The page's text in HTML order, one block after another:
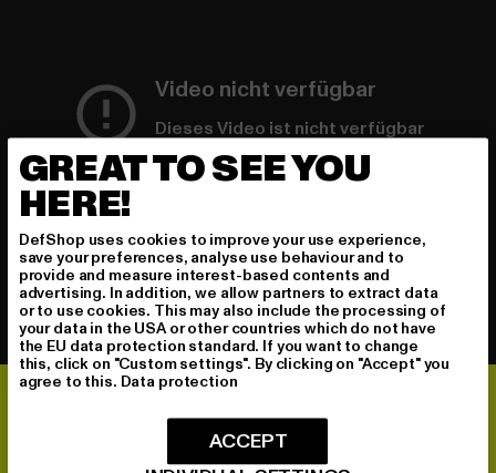
Video nicht verfügbar
Dieses Video ist nicht verfügbar
GREAT TO SEE YOU
HERE!
DefShop uses cookies to improve your use experience,
save your preferences, analyse use behaviour and to
provide and measure interest-based contents and
advertising. In addition, we allow partners to extract data
or to use cookies. This may also include the processing of
your data in the USA or other countries which do not have
the EU data protection standard. If you want to change
this, click on "Custom settings". By clicking on "Accept" you
agree to this. Data protection
ACCEPT